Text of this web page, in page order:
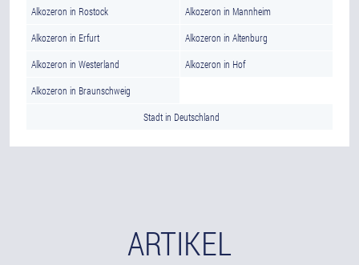
Alkozeron in Rostock Alkozeron in Mannheim
Alkozeron in Erfurt Alkozeron in Altenburg
Alkozeron in Westerland Alkozeron in Hof
Alkozeron in Braunschweig
Stadt in Deutschland
ARTIKEL